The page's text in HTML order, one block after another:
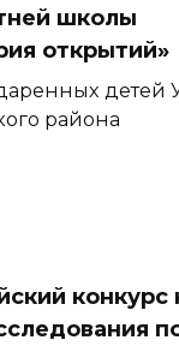
школы
открытий»
детей
района
конкурс